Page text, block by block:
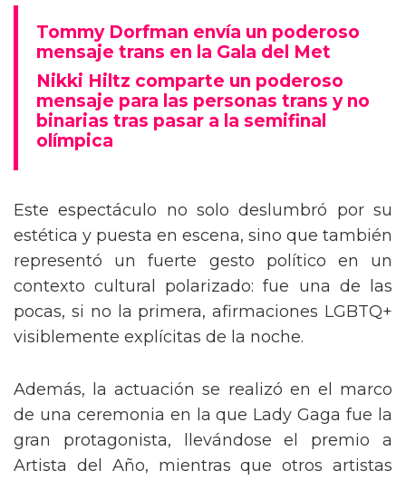
Tommy Dorfman envía un poderoso
mensaje trans en la Gala del Met
Nikki Hiltz comparte un poderoso
mensaje para las personas trans y no
binarias tras pasar a la semifinal
olímpica
Este espectáculo no solo deslumbró por su
estética y puesta en escena, sino que también
representó un fuerte gesto político en un
contexto cultural polarizado: fue una de las
pocas, si no la primera, afirmaciones LGBTQ+
visiblemente explícitas de la noche.
Además, la actuación se realizó en el marco
de una ceremonia en la que Lady Gaga fue la
gran protagonista, llevándose el premio a
Artista del Año, mientras que otros artistas